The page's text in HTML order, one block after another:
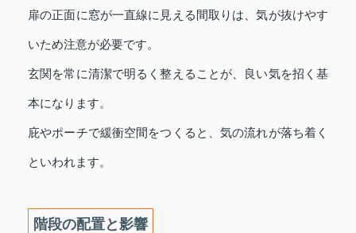
扉の正面に窓が一直線に見える間取りは、気が抜けやす
いため注意が必要です。
玄関を常に清潔で明るく整えることが、良い気を招く基
本になります。
庇やポーチで緩衝空間をつくると、気の流れが落ち着く
といわれます。
階段の配置と影響